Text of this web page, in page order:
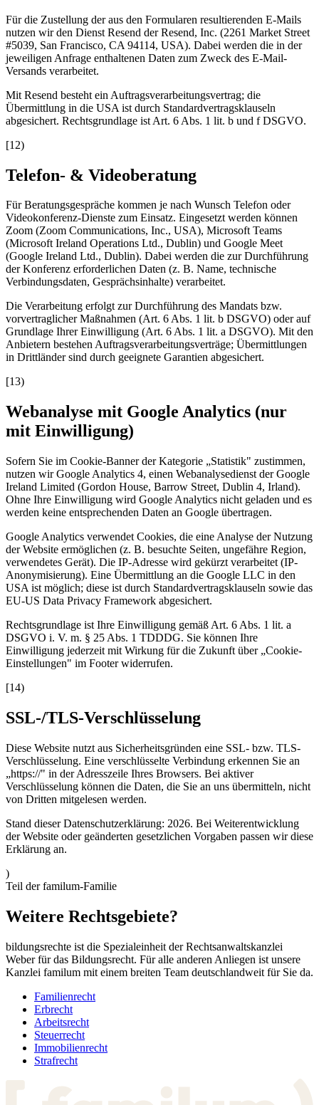
Für die Zustellung der aus den Formularen resultierenden E-Mails
nutzen wir den Dienst Resend der Resend, Inc. (2261 Market Street
#5039, San Francisco, CA 94114, USA). Dabei werden die in der
jeweiligen Anfrage enthaltenen Daten zum Zweck des E-Mail-
Versands verarbeitet.
Mit Resend besteht ein Auftragsverarbeitungsvertrag; die
Übermittlung in die USA ist durch Standardvertragsklauseln
abgesichert. Rechtsgrundlage ist Art. 6 Abs. 1 lit. b und f DSGVO.
[12)
Telefon- & Videoberatung
Für Beratungsgespräche kommen je nach Wunsch Telefon oder
Videokonferenz-Dienste zum Einsatz. Eingesetzt werden können
Zoom (Zoom Communications, Inc., USA), Microsoft Teams
(Microsoft Ireland Operations Ltd., Dublin) und Google Meet
(Google Ireland Ltd., Dublin). Dabei werden die zur Durchführung
der Konferenz erforderlichen Daten (z. B. Name, technische
Verbindungsdaten, Gesprächsinhalte) verarbeitet.
Die Verarbeitung erfolgt zur Durchführung des Mandats bzw.
vorvertraglicher Maßnahmen (Art. 6 Abs. 1 lit. b DSGVO) oder auf
Grundlage Ihrer Einwilligung (Art. 6 Abs. 1 lit. a DSGVO). Mit den
Anbietern bestehen Auftragsverarbeitungsverträge; Übermittlungen
in Drittländer sind durch geeignete Garantien abgesichert.
[13)
Webanalyse mit Google Analytics (nur
mit Einwilligung)
Sofern Sie im Cookie-Banner der Kategorie „Statistik" zustimmen,
nutzen wir Google Analytics 4, einen Webanalysedienst der Google
Ireland Limited (Gordon House, Barrow Street, Dublin 4, Irland).
Ohne Ihre Einwilligung wird Google Analytics nicht geladen und es
werden keine entsprechenden Daten an Google übertragen.
Google Analytics verwendet Cookies, die eine Analyse der Nutzung
der Website ermöglichen (z. B. besuchte Seiten, ungefähre Region,
verwendetes Gerät). Die IP-Adresse wird gekürzt verarbeitet (IP-
Anonymisierung). Eine Übermittlung an die Google LLC in den
USA ist möglich; diese ist durch Standardvertragsklauseln sowie das
EU-US Data Privacy Framework abgesichert.
Rechtsgrundlage ist Ihre Einwilligung gemäß Art. 6 Abs. 1 lit. a
DSGVO i. V. m. § 25 Abs. 1 TDDDG. Sie können Ihre
Einwilligung jederzeit mit Wirkung für die Zukunft über „Cookie-
Einstellungen" im Footer widerrufen.
[14)
SSL-/TLS-Verschlüsselung
Diese Website nutzt aus Sicherheitsgründen eine SSL- bzw. TLS-
Verschlüsselung. Eine verschlüsselte Verbindung erkennen Sie an
„https://" in der Adresszeile Ihres Browsers. Bei aktiver
Verschlüsselung können die Daten, die Sie an uns übermitteln, nicht
von Dritten mitgelesen werden.
Stand dieser Datenschutzerklärung: 2026. Bei Weiterentwicklung
der Website oder geänderten gesetzlichen Vorgaben passen wir diese
Erklärung an.
)
Teil der familum-Familie
Weitere Rechtsgebiete?
bildungsrechte ist die Spezialeinheit der Rechtsanwaltskanzlei
Weber für das Bildungsrecht. Für alle anderen Anliegen ist unsere
Kanzlei familum mit einem breiten Team deutschlandweit für Sie da.
Familienrecht
Erbrecht
Arbeitsrecht
Steuerrecht
Immobilienrecht
Strafrecht